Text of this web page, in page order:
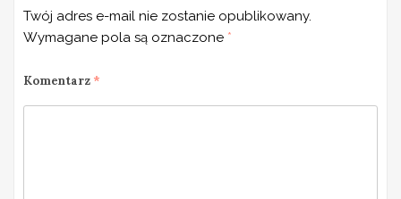
Twój adres e-mail nie zostanie opublikowany.
Wymagane pola są oznaczone *
Komentarz *